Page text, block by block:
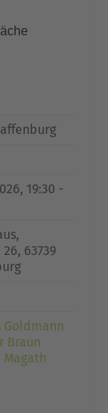
19:30 -
63739
Goldmann
Braun
Magath